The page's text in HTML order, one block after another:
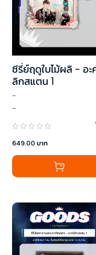
ซีรี่ย์ฤดูใบไม้ผลิ - อะ
ลิกสแตน 1
-
-
649.00 บาท